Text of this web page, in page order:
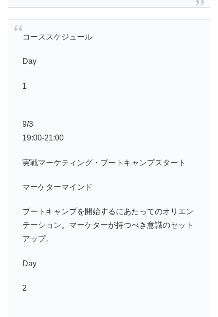
コーススケジュール
Day
1
9/3
19:00-21:00
実戦マーケティング・ブートキャンプスタート
マーケターマインド
ブートキャンプを開始するにあたってのオリエン
テーション。マーケターが持つべき意識のセット
アップ。
Day
2